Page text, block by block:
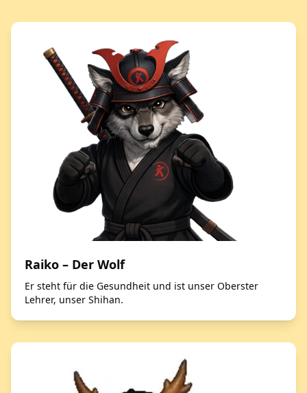
Raiko – Der Wolf
Er steht für die Gesundheit und ist unser Oberster
Lehrer, unser Shihan.